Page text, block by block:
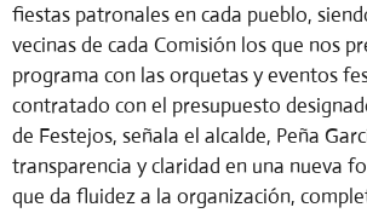
fiestas patronales en cada pueblo,
vecinas de cada Comisión los que nos
programa con las orquetas y eventos
contratado con el presupuesto
de Festejos, señala el alcalde, Peña
transparencia y claridad en una nueva
que da fluidez a la organización,